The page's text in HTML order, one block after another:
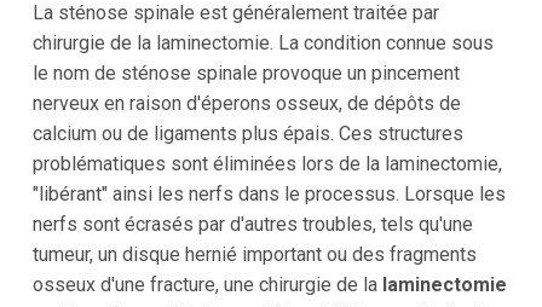
La sténose spinale est généralement traitée par
chirurgie de la laminectomie. La condition connue sous
le nom de sténose spinale provoque un pincement
nerveux en raison d'éperons osseux, de dépôts de
calcium ou de ligaments plus épais. Ces structures
problématiques sont éliminées lors de la laminectomie,
"libérant" ainsi les nerfs dans le processus. Lorsque les
nerfs sont écrasés par d'autres troubles, tels qu'une
tumeur, un disque hernié important ou des fragments
osseux d'une fracture, une chirurgie de la laminectomie